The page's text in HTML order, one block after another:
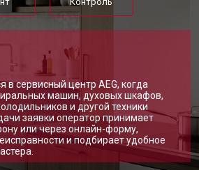
в сервисный центр AEG, когда
машин, духовых шкафов,
и другой техники
заявки оператор принимает
или через онлайн-форму,
и подбирает удобное